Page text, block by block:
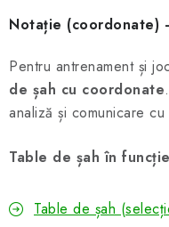
Notație (coordonate)
Pentru antrenament și
de șah cu coordonate
analiză și comunicare
Table de șah în
Table de șah